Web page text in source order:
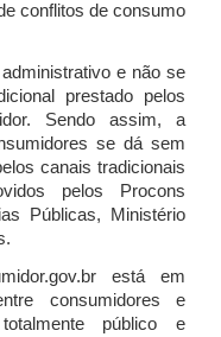
conflitos de consumo
e não se
prestado pelos
Sendo assim, a
se dá sem
canais tradicionais
pelos Procons
Públicas, Ministério
está em
consumidores e
público e